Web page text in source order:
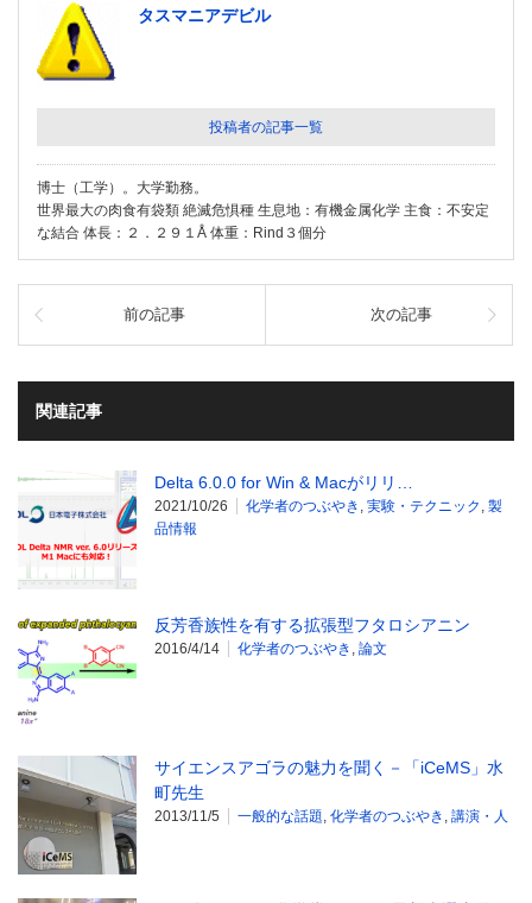
タスマニアデビル
投稿者の記事一覧
博士（工学）。大学勤務。
世界最大の肉食有袋類 絶滅危惧種 生息地：有機金属化学 主食：不安定
な結合 体長：２．２９１Å 体重：Rind３個分
前の記事 次の記事
関連記事
Delta 6.0.0 for Win & Macがリリ…
2021/10/26 化学者のつぶやき , 実験・テクニック , 製
品情報
反芳香族性を有する拡張型フタロシアニン
2016/4/14 化学者のつぶやき , 論文
サイエンスアゴラの魅力を聞く－「iCeMS」水
町先生
2013/11/5 一般的な話題, 化学者のつぶやき , 講演・人